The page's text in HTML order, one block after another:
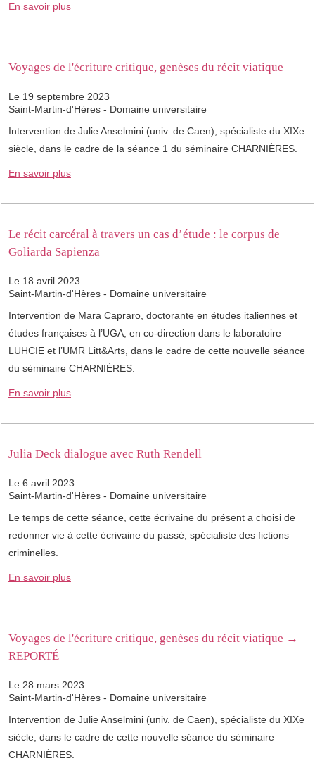
En savoir plus
Voyages de l'écriture critique, genèses du récit viatique
Le 19 septembre 2023
Saint-Martin-d'Hères - Domaine universitaire
Intervention de Julie Anselmini (univ. de Caen), spécialiste du XIXe
siècle, dans le cadre de la séance 1 du séminaire CHARNIÈRES.
En savoir plus
Le récit carcéral à travers un cas d’étude : le corpus de
Goliarda Sapienza
Le 18 avril 2023
Saint-Martin-d'Hères - Domaine universitaire
Intervention de Mara Capraro, doctorante en études italiennes et
études françaises à l’UGA, en co-direction dans le laboratoire
LUHCIE et l’UMR Litt&Arts, dans le cadre de cette nouvelle séance
du séminaire CHARNIÈRES.
En savoir plus
Julia Deck dialogue avec Ruth Rendell
Le 6 avril 2023
Saint-Martin-d'Hères - Domaine universitaire
Le temps de cette séance, cette écrivaine du présent a choisi de
redonner vie à cette écrivaine du passé, spécialiste des fictions
criminelles.
En savoir plus
Voyages de l'écriture critique, genèses du récit viatique →
REPORTÉ
Le 28 mars 2023
Saint-Martin-d'Hères - Domaine universitaire
Intervention de Julie Anselmini (univ. de Caen), spécialiste du XIXe
siècle, dans le cadre de cette nouvelle séance du séminaire
CHARNIÈRES.